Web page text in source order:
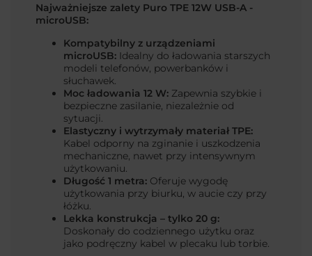
Najważniejsze zalety Puro TPE 12W USB-A -
microUSB:
Kompatybilny z urządzeniami
microUSB: Idealny do ładowania starszych
modeli telefonów, powerbanków i
słuchawek.
Moc ładowania 12 W: Zapewnia szybkie i
bezpieczne zasilanie, niezależnie od
sytuacji.
Elastyczny i wytrzymały materiał TPE:
Kabel odporny na zginanie i uszkodzenia
mechaniczne, nawet przy intensywnym
użytkowaniu.
Długość 1 metra: Oferuje wygodę
użytkowania przy biurku, w aucie czy przy
łóżku.
Lekka konstrukcja – tylko 20 g:
Doskonały do codziennego użytku oraz
jako podręczny kabel w plecaku lub torbie.